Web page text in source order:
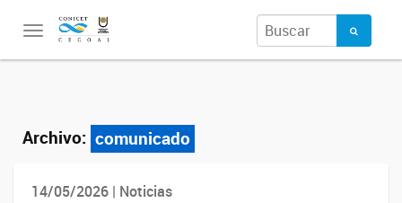
Toggle
Archivo: comunicado
14/05/2026 | Noticias